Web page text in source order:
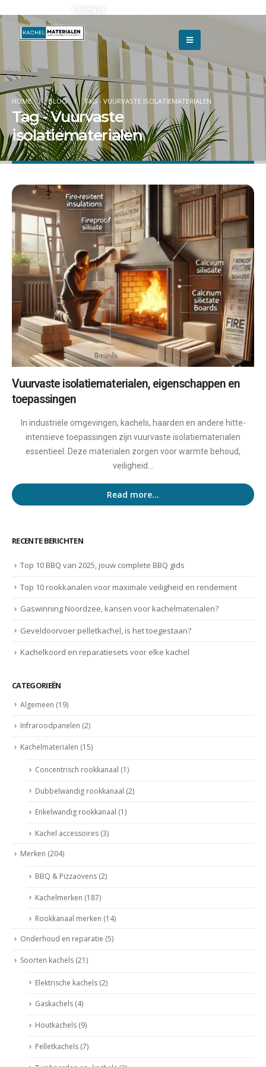
HOME BLOG TAG - VUURVASTE ISOLATIEMATERIALEN
Tag - Vuurvaste
isolatiematerialen
Vuurvaste isolatiematerialen, eigenschappen en
toepassingen
In industriële omgevingen, kachels, haarden en andere hitte-
intensieve toepassingen zijn vuurvaste isolatiematerialen
essentieel. Deze materialen zorgen voor warmte behoud,
veiligheid...
Read more...
RECENTE BERICHTEN
Top 10 BBQ van 2025, jouw complete BBQ gids
Top 10 rookkanalen voor maximale veiligheid en rendement
Gaswinning Noordzee, kansen voor kachelmaterialen?
Geveldoorvoer pelletkachel, is het toegestaan?
Kachelkoord en reparatiesets voor elke kachel
CATEGORIEËN
Algemeen (19)
Infraroodpanelen (2)
Kachelmaterialen (15)
Concentrisch rookkanaal (1)
Dubbelwandig rookkanaal (2)
Enkelwandig rookkanaal (1)
Kachel accessoires (3)
Merken (204)
BBQ & Pizzaovens (2)
Kachelmerken (187)
Rookkanaal merken (14)
Onderhoud en reparatie (5)
Soorten kachels (21)
Elektrische kachels (2)
Gaskachels (4)
Houtkachels (9)
Pelletkachels (7)